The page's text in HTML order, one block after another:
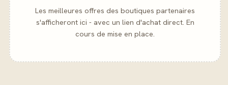
Les meilleures offres des boutiques partenaires
s'afficheront ici - avec un lien d'achat direct. En
cours de mise en place.